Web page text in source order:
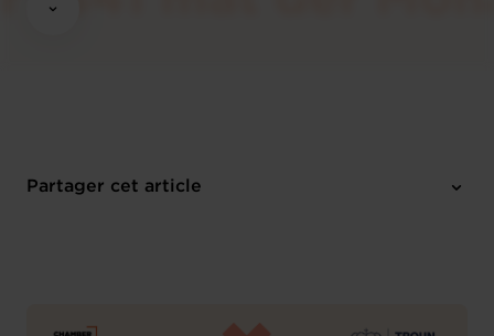
Partager cet article